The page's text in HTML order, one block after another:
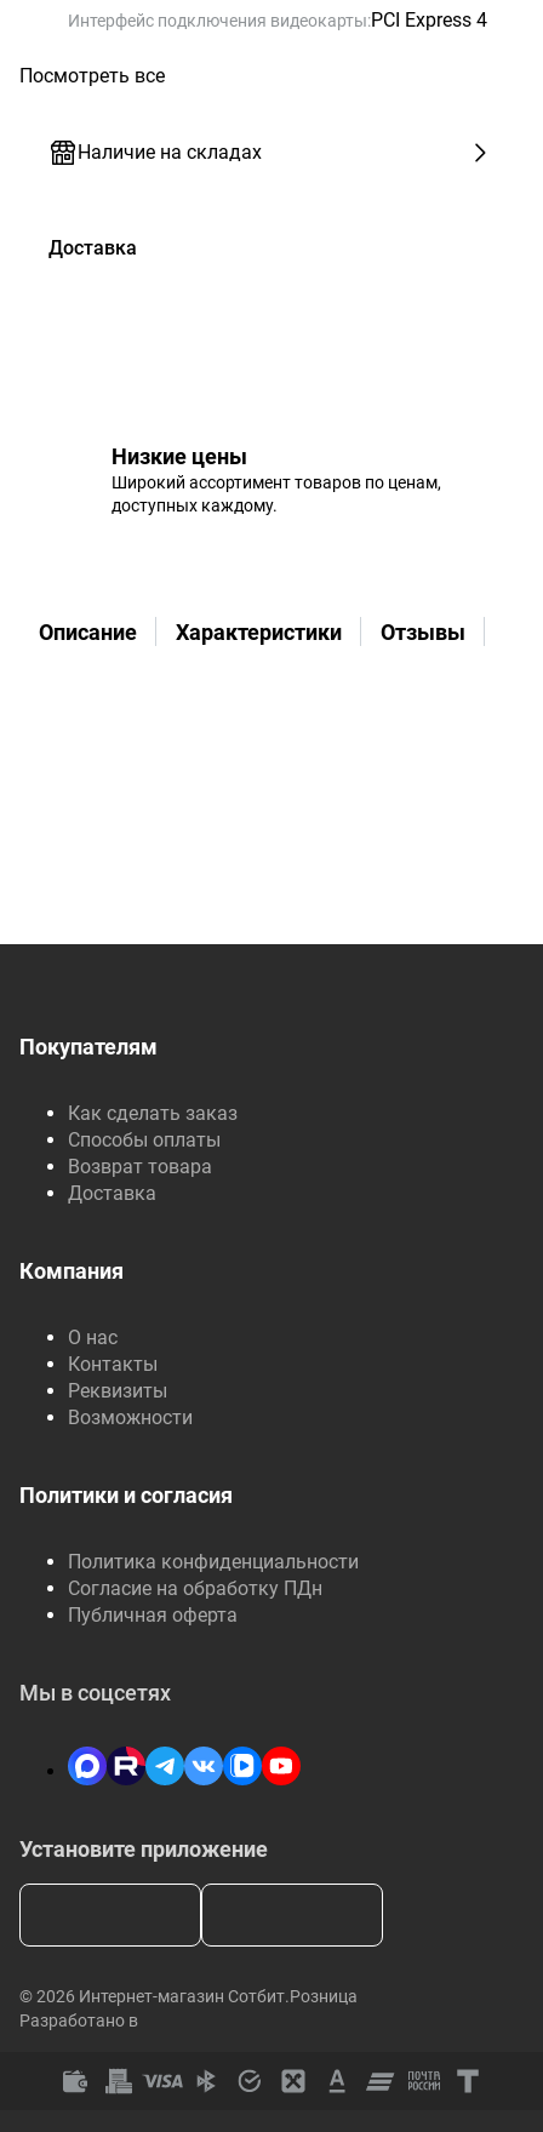
Интерфейс подключения видеокарты:PCI Express 4
Посмотреть все
Наличие на складах
Доставка
Низкие цены
Широкий ассортимент товаров по ценам,
доступных каждому.
Описание Характеристики Отзывы
Покупателям
Как сделать заказ
Способы оплаты
Возврат товара
Доставка
Компания
О нас
Контакты
Реквизиты
Возможности
Политики и согласия
Политика конфиденциальности
Согласие на обработку ПДн
Публичная оферта
Установите приложение
Мы в соцсетях
© 2026 Интернет-магазин Сотбит.Розница
Разработано в